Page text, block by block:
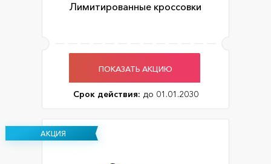
Лимитированные кроссовки
ПОКАЗАТЬ АКЦИЮ
Срок действия: до 01.01.2030
АКЦИЯ